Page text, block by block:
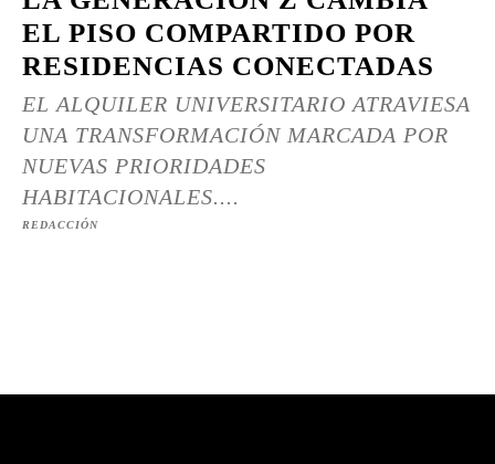
EL PISO COMPARTIDO POR
RESIDENCIAS CONECTADAS
EL ALQUILER UNIVERSITARIO ATRAVIESA
UNA TRANSFORMACIÓN MARCADA POR
NUEVAS PRIORIDADES
HABITACIONALES....
REDACCIÓN